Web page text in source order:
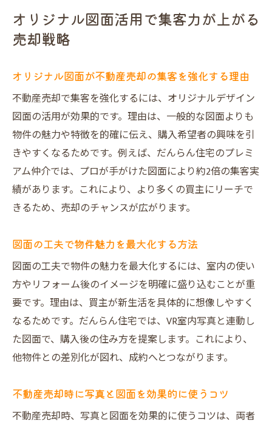
オリジナル図面活用で集客力が上がる
売却戦略
オリジナル図面が不動産売却の集客を強化する理由
不動産売却で集客を強化するには、オリジナルデザイン
図面の活用が効果的です。理由は、一般的な図面よりも
物件の魅力や特徴を的確に伝え、購入希望者の興味を引
きやすくなるためです。例えば、だんらん住宅のプレミ
アム仲介では、プロが手がけた図面により約2倍の集客実
績があります。これにより、より多くの買主にリーチで
きるため、売却のチャンスが広がります。
図面の工夫で物件魅力を最大化する方法
図面の工夫で物件の魅力を最大化するには、室内の使い
方やリフォーム後のイメージを明確に盛り込むことが重
要です。理由は、買主が新生活を具体的に想像しやすく
なるためです。だんらん住宅では、VR室内写真と連動し
た図面で、購入後の住み方を提案します。これにより、
他物件との差別化が図れ、成約へとつながります。
不動産売却時に写真と図面を効果的に使うコツ
不動産売却時、写真と図面を効果的に使うコツは、両者